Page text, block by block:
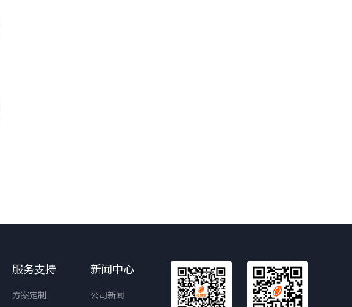
服务支持
方案定制
新闻中心
公司新闻